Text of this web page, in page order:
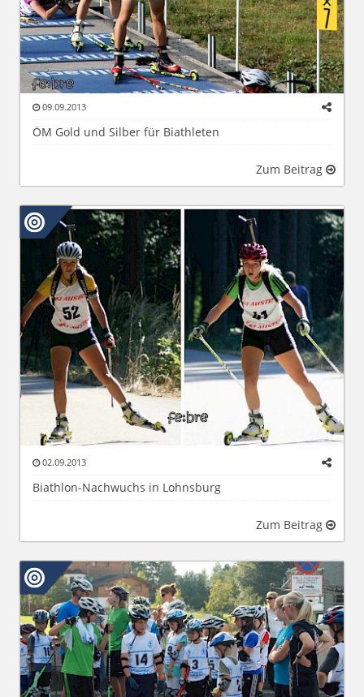
09.09.2013
ÖM Gold und Silber für Biathleten
Zum Beitrag
02.09.2013
Biathlon-Nachwuchs in Lohnsburg
Zum Beitrag